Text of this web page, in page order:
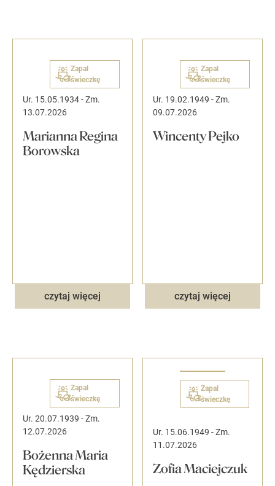
Zapal
świeczkę
Ur. 15.05.1934-Zm.
13.07.2026
Marianna Regina
Borowska
czytaj więcej
Zapal
świeczkę
Ur. 19.02.1949 -Zm.
09.07.2026
Wincenty Pejko
czytaj więcej
Zapal
świeczkę
Ur. 20.07.1939 -Zm.
12.07.2026
Bożenna Maria
Kędzierska
Zapal
świeczkę
Ur. 15.06.1949 -Zm.
11.07.2026
Zofia Maciejczuk